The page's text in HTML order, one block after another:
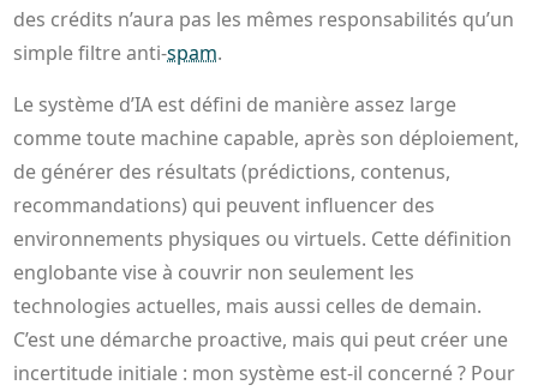
des crédits n’aura pas les mêmes responsabilités qu’un
simple filtre anti-spam.
Le système d’IA est défini de manière assez large
comme toute machine capable, après son déploiement,
de générer des résultats (prédictions, contenus,
recommandations) qui peuvent influencer des
environnements physiques ou virtuels. Cette définition
englobante vise à couvrir non seulement les
technologies actuelles, mais aussi celles de demain.
C’est une démarche proactive, mais qui peut créer une
incertitude initiale : mon système est-il concerné ? Pour